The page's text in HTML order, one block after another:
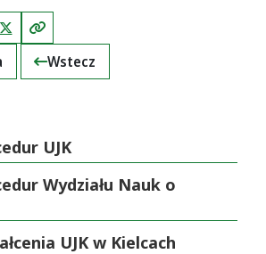
X (Twitter)Kopiuj link
Wstecz
UJK
Wydziału Nauk o
UJK w Kielcach